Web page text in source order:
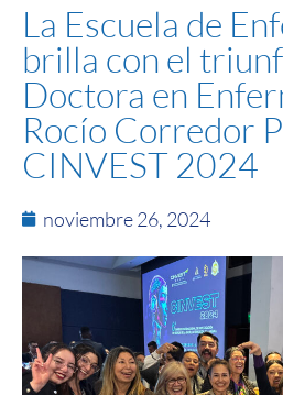
La Escuela de
brilla con el
Doctora en
Rocío Corredor
CINVEST 2024
noviembre 26, 2024